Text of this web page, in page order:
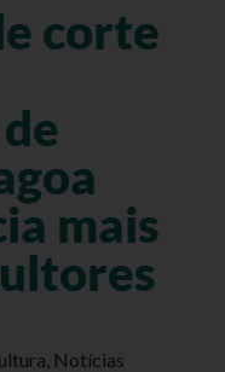
corte
mais
, Notícias